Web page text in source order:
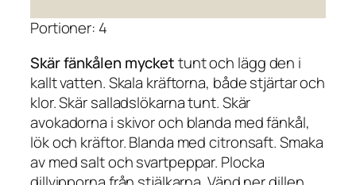
Portioner: 4
Skär fänkålen myckettunt och lägg den i
kallt vatten. Skala kräftorna, både stjärtar och
klor. Skär salladslökarna tunt. Skär
avokadorna i skivor och blanda med fänkål,
lök och kräftor. Blanda med citronsaft. Smaka
av med salt och svartpeppar. Plocka